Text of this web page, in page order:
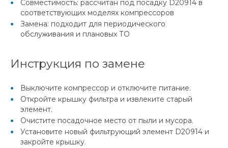
Совместимость: рассчитан под посадку D20914 в
соответствующих моделях компрессоров
Замена: подходит для периодического
обслуживания и плановых ТО
Инструкция по замене
Выключите компрессор и отключите питание.
Откройте крышку фильтра и извлеките старый
элемент.
Очистите посадочное место от пыли и мусора.
Установите новый фильтрующий элемент D20914 и
закройте крышку.